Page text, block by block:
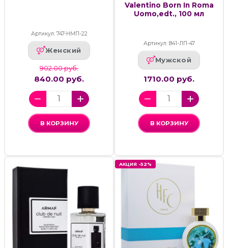
Артикул: 747-НМП-22
Женский
902.00 руб.
840.00 руб.
В КОРЗИНУ
Valentino Born In Roma
Uomo,edt., 100 мл
Артикул: 841-ЛП-47
Мужской
1710.00 руб.
В КОРЗИНУ
АКЦИЯ -52%